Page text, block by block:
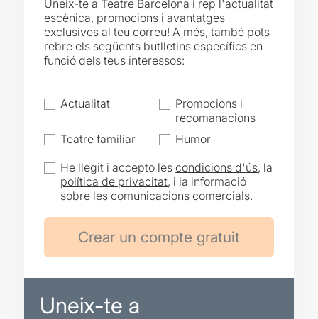
Uneix-te a Teatre Barcelona i rep l'actualitat
escènica, promocions i avantatges
exclusives al teu correu! A més, també pots
rebre els següents butlletins específics en
funció dels teus interessos:
Actualitat
Promocions i
recomanacions
Teatre familiar
Humor
He llegit i accepto lescondicions d'ús, la
política de privacitat, i la informació
sobre lescomunicacions comercials.
Uneix-te a